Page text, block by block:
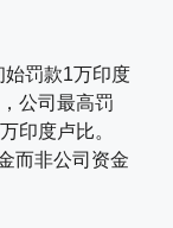
始罚款1万印度
公司最高罚
印度卢比。
而非公司资金